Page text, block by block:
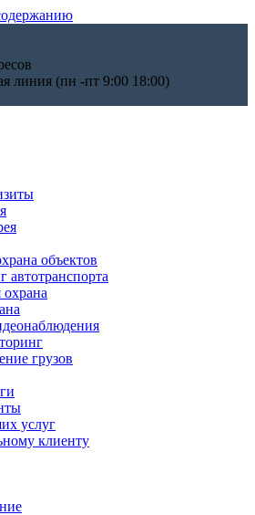
линия (пн -пт 9:00 18:00)
объектов
автотранспорта
грузов
услуг
клиенту